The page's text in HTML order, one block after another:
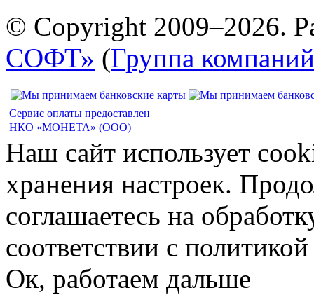
© Copyright 2009–2026.
СОФТ» (Группа
Сервис оплаты предоставлен
НКО «МОНЕТА» (ООО)
Наш сайт использует
хранения настроек.
соглашаетесь на
соответствии с
Ок, работаем дальше